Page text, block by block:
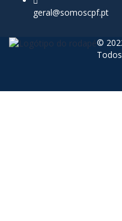
geral@somoscpf.pt
©